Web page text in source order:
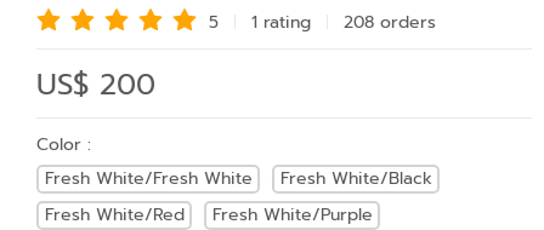
5 1 rating 208 orders
US$ 200
Color :
Fresh White/Fresh White
Fresh White/Black
Fresh White/Red
Fresh White/Purple